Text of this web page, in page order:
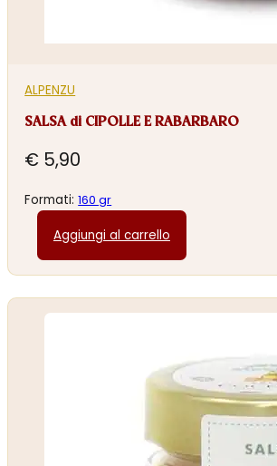
ALPENZU
SALSA di CIPOLLE E RABARBARO
€ 5,90
Formati:160 gr
Aggiungi al carrello